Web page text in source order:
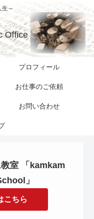
生～
Office
プロフィール
お仕事のご依頼
お問い合わせ
室 「kamkam
」
こちら